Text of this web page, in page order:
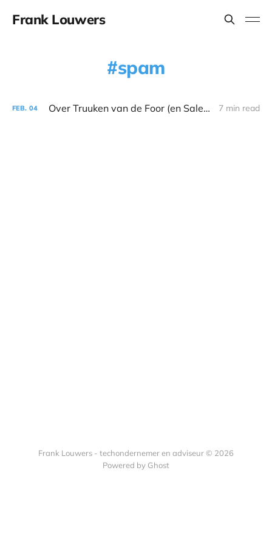
Frank Louwers
spam
FEB. 04 Over Truuken van de Foor (en SalesFlare) 7 min read
Frank Louwers - techondernemer en adviseur © 2026
Powered by Ghost